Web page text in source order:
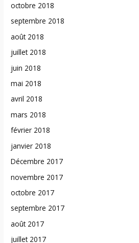
octobre 2018
septembre 2018
août 2018
juillet 2018
juin 2018
mai 2018
avril 2018
mars 2018
février 2018
janvier 2018
Décembre 2017
novembre 2017
octobre 2017
septembre 2017
août 2017
juillet 2017